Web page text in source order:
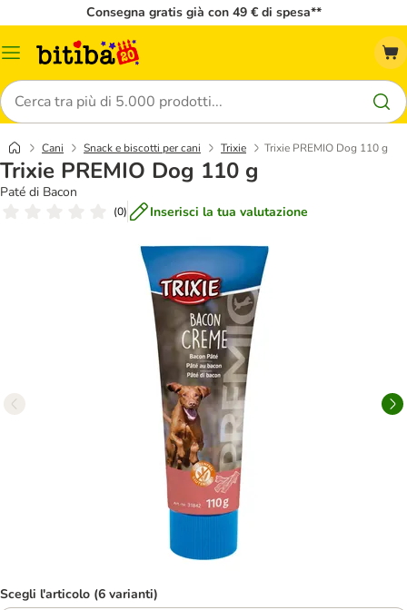
Consegna gratis già con 49 € di spesa**
Overview
Cerca
Cani Snack e biscotti per cani Trixie Trixie PREMIO Dog 110 g
Trixie PREMIO Dog 110 g
Paté di Bacon
(0) Inserisci la tua valutazione
Scegli l'articolo (6 varianti)